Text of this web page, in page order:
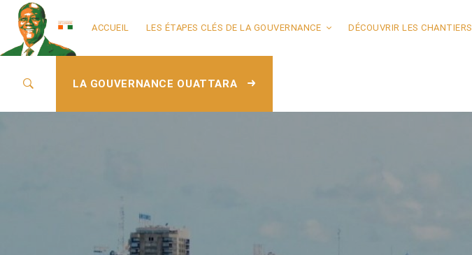
ACCUEIL LES ÉTAPES CLÉS DE LA GOUVERNANCE DÉCOUVRIR LES CHANTIERS
LA GOUVERNANCE OUATTARA